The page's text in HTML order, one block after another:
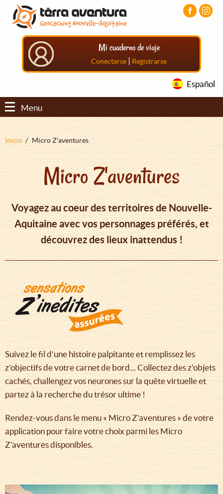
Pasar
contenido
principal
Pasar
menú
principal
Pasar
principal
Mi cuaderno de viaje
Conectarse | Registrarse
Español
Menu
Sobrescribir
ayuda
la
navegación
Inicio Micro Z'aventures
Micro Z'aventures
Voyagez au coeur des territoires de Nouvelle-
Aquitaine avec vos personnages préférés, et
découvrez des lieux inattendus !
Suivez le fil d'une histoire palpitante et remplissez les
z'objectifs de votre carnet de bord... Collectez des z'objets
cachés, challengez vos neurones sur la quête virtuelle et
partez à la recherche du trésor ultime !
Rendez-vous dans le menu « Micro Z'aventures » de votre
application pour faire votre choix parmi les Micro
Z'aventures disponibles.